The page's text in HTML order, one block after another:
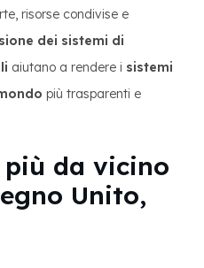
risorse condivise e
dei sistemi di
aiutano a rendere i sistemi
più trasparenti e
più da vicino
Unito,